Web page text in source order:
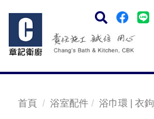
首頁 浴室配件 浴巾環 | 衣鉤